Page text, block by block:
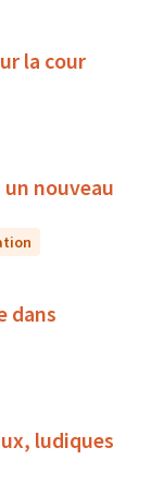
la cour
un nouveau
dans
ludiques